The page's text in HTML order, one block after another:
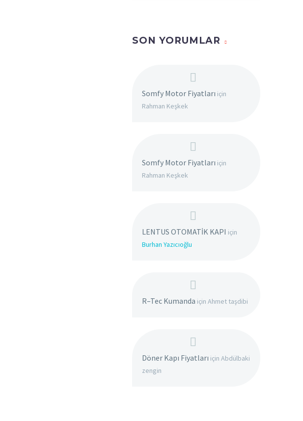
SON YORUMLAR
Somfy Motor Fiyatları için
Rahman Keşkek
Somfy Motor Fiyatları için
Rahman Keşkek
LENTUS OTOMATİK KAPI için
Burhan Yazıcıoğlu
R–Tec Kumanda için Ahmet taşdibi
Döner Kapı Fiyatları için Abdülbaki
zengin